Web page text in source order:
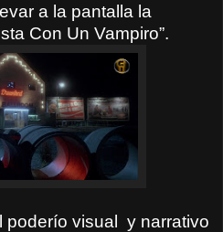
a la pantalla la
Con Un Vampiro”.
poderío visual y narrativo